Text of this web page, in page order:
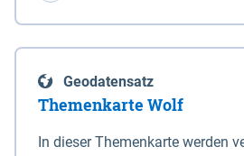
enthalten. Sperrwerke Sperrwerke sind Bauwerke
mit Sperrvorrichtungen in
Schutz eines Gebietes vor
Geodatensatz
Themenkarte Wolf
In dieser Themenkarte werden